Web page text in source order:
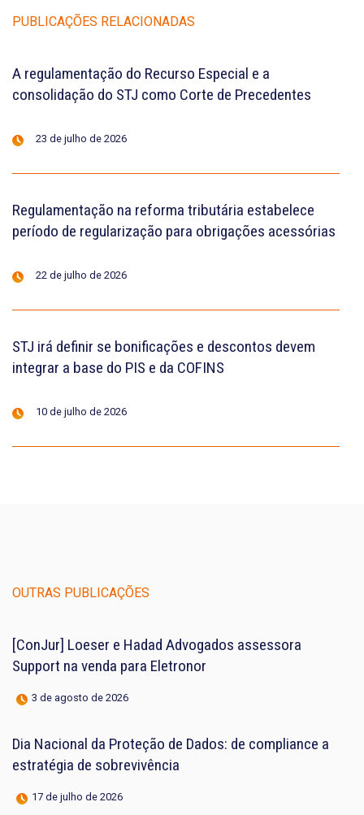
PUBLICAÇÕES RELACIONADAS
A regulamentação do Recurso Especial e a
consolidação do STJ como Corte de Precedentes
23 de julho de 2026
Regulamentação na reforma tributária estabelece
período de regularização para obrigações acessórias
22 de julho de 2026
STJ irá definir se bonificações e descontos devem
integrar a base do PIS e da COFINS
10 de julho de 2026
OUTRAS PUBLICAÇÕES
[ConJur] Loeser e Hadad Advogados assessora
Support na venda para Eletronor
3 de agosto de 2026
Dia Nacional da Proteção de Dados: de compliance a
estratégia de sobrevivência
17 de julho de 2026